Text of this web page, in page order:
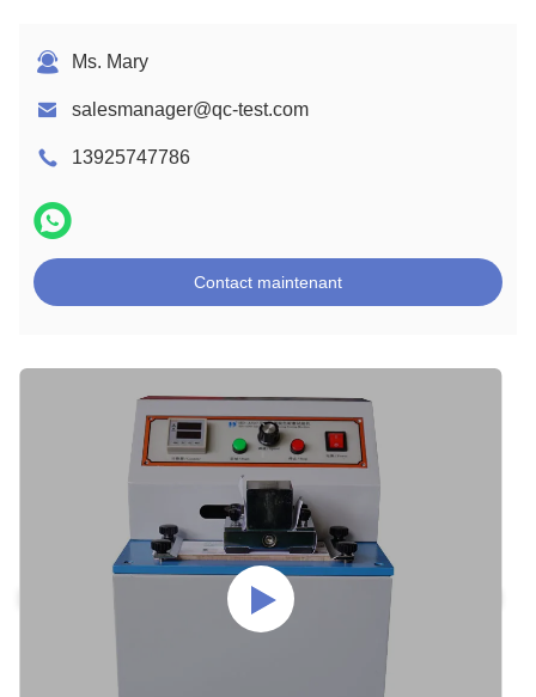
Ms. Mary
salesmanager@qc-test.com
13925747786
Contact maintenant